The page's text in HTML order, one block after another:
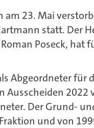
am 23. Mai
statt. Der
Poseck, hat
Abgeordneter für
2022
Der Grund-
und von